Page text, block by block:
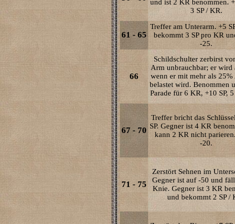
und ist 2 KR benommen.
3 SP / KR.
61 - 65
Treffer am Unterarm. +5
bekommt 3 SP pro KR
-25.
66
Schildschulter zerbirst
Arm unbrauchbar; er wird
wenn er mit mehr als
belastet wird. Benommen
Parade für 6 KR, +10 SP,
67 - 70
Treffer bricht das
SP. Gegner ist 4 KR
kann 2 KR nicht
-20.
71 - 75
Zerstört Sehnen im
Gegner ist auf -50 und
Knie. Gegner ist 3 KR
und bekommt 2 SP /